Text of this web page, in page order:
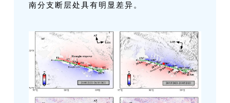
南分支断层处具有明显差异。